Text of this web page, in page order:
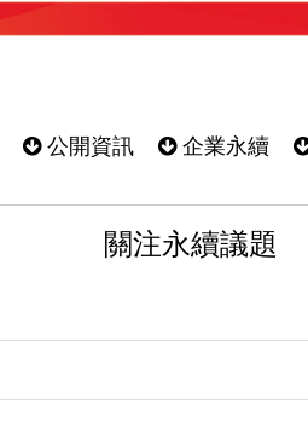
公開資訊 企業永續
關注永續議題